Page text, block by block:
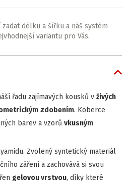
délku a šířku a náš systém
variantu pro Vás.
řadu zajímavých kousků v živých
zdobením. Koberce
barev a vzorů vkusným
Zvolený syntetický materiál
záření a zachovává si svou
gelovou vrstvou, díky které